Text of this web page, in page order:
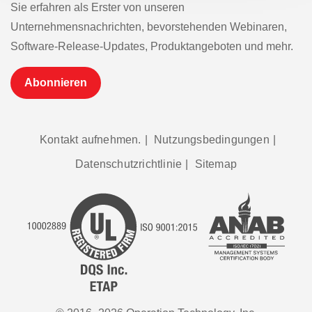
Sie erfahren als Erster von unseren
Unternehmensnachrichten, bevorstehenden Webinaren,
Software-Release-Updates, Produktangeboten und mehr.
Abonnieren
Kontakt aufnehmen. Nutzungsbedingungen
Datenschutzrichtlinie Sitemap